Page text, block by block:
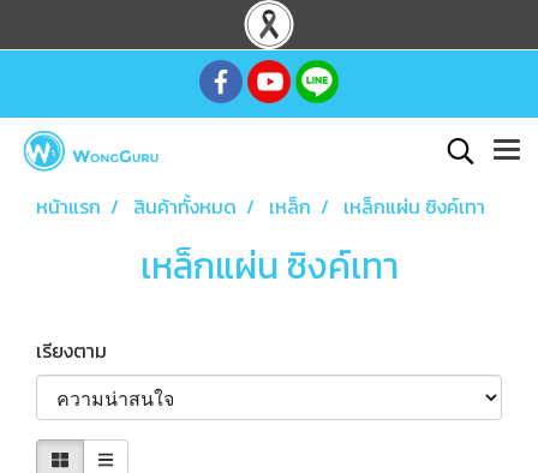
หน้าแรก สินค้าทั้งหมด เหล็ก เหล็กแผ่น ซิงค์เทา
เหล็กแผ่น ซิงค์เทา
เรียงตาม